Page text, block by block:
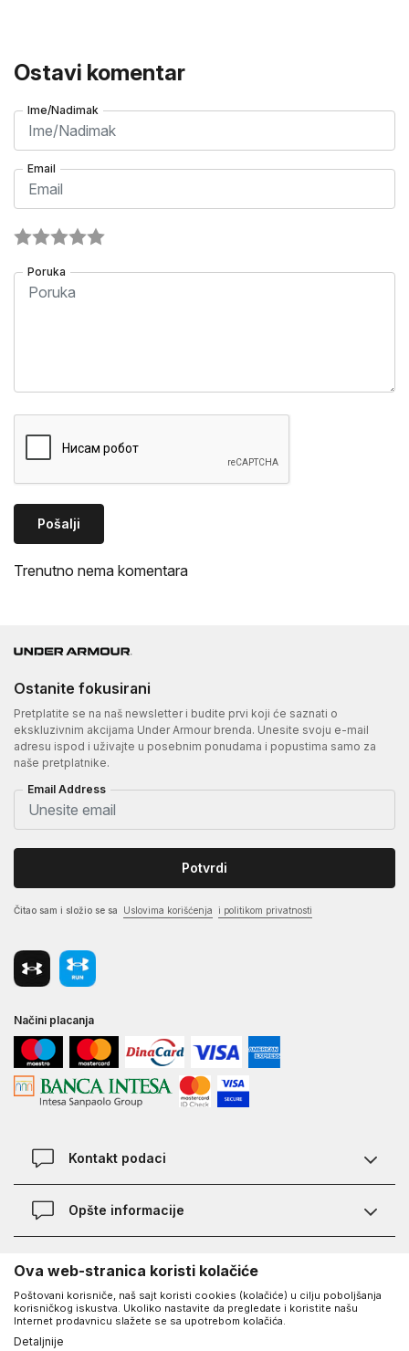
Ostavi komentar
Ime/Nadimak
Email
Poruka
Pošalji
Trenutno nema komentara
Ostanite fokusirani
Pretplatite se na naš newsletter i budite prvi koji će saznati o
ekskluzivnim akcijama Under Armour brenda. Unesite svoju e-mail
adresu ispod i uživajte u posebnim ponudama i popustima samo za
naše pretplatnike.
Email Address
Potvrdi
Čitao sam i složio se sa Uslovima korišćenja i politikom privatnosti
Načini placanja
Kontakt podaci
Chat
Opšte informacije
Najčešća pitanja
Kako kupiti
O Under Armour-u
O nama - priča o UA
Saznajte više o UA
UA Social
Ova web-stranica koristi kolačiće
Poštovani korisniče, naš sajt koristi cookies (kolačiće) u cilju poboljšanja
korisničkog iskustva. Ukoliko nastavite da pregledate i koristite našu
Internet prodavnicu slažete se sa upotrebom kolačića.
Detaljnije